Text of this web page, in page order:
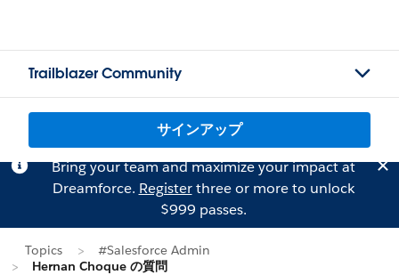
Trailblazer Community
サインアップ
Bring your team and maximize your impact at
Dreamforce. Registerthree or more to unlock
$999 passes.
Topics
#Salesforce Admin
Hernan Choque の質問